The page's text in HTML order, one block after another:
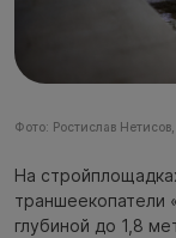
Фото: Ростислав
На
глубиной до 1,8